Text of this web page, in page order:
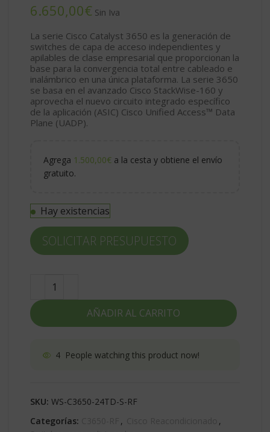
€
La serie Cisco Catalyst 3650 es la generación de
switches de capa de acceso independientes y
apilables de clase empresarial que proporcionan la
base para la convergencia total entre cableado e
inalámbrico en una única plataforma. La serie 3650
se basa en el avanzado Cisco StackWise-160 y
aprovecha el nuevo circuito integrado específico
de la aplicación (ASIC) Cisco Unified Access™ Data
Plane (UADP).
Agrega 1.500,00€ a la cesta y obtiene el envío
gratuito.
Hay existencias
AÑADIR AL CARRITO
SOLICITAR PRESUPUESTO
4 People watching this product now!
SKU: WS-C3650-24TD-S-RF
Categorías:
,
,